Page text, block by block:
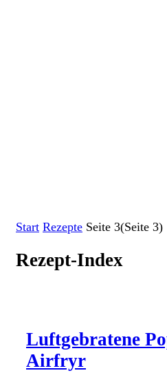
Start Rezepte Seite 3(Seite 3)
Rezept-Index
Luftgebratene
Airfryr